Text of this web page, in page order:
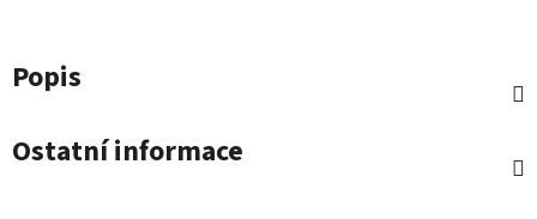
Popis
Ostatní informace